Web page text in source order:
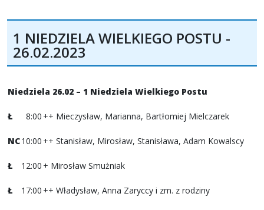
1 NIEDZIELA WIELKIEGO POSTU -
26.02.2023
Niedziela 26.02 – 1 Niedziela Wielkiego Postu
Ł 8:00 ++ Mieczysław, Marianna, Bartłomiej Mielczarek
NC10:00 ++ Stanisław, Mirosław, Stanisława, Adam Kowalscy
Ł 12:00 + Mirosław Smużniak
Ł 17:00 ++ Władysław, Anna Zaryccy i zm. z rodziny